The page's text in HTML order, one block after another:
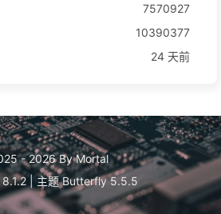
7570927
10390377
24 天前
- 2026 By Mortal
主题Butterfly 5.5.5